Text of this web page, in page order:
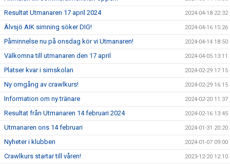
Resultat Utmanaren 17 april 2024 2024-04-18 22:32
Älvsjö AIK simning söker DIG! 2024-04-16 15:26
Påminnelse nu på onsdag kör vi Utmanaren! 2024-04-14 18:50
Välkomna till utmanaren den 17 april 2024-04-05 13:11
Platser kvar i simskolan 2024-02-29 17:15
Ny omgång av crawlkurs! 2024-02-29 16:15
Information om ny tränare 2024-02-20 11:37
Resultat från Utmanaren 14 februari 2024 2024-02-16 13:45
Utmanaren ons 14 februari 2024-01-31 20:20
Nyheter i klubben 2024-01-07 09:00
Crawlkurs startar till våren! 2023-12-20 12:10